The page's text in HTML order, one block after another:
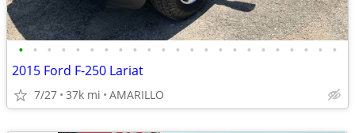
• • • • • • • • • • • • • • • • • • • • • • •
2015 Ford F-250 Lariat
7/27 37k mi AMARILLO